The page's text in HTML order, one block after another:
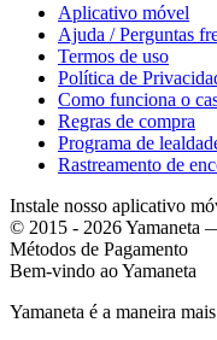
Aplicativo móvel
Ajuda / Perguntas
Termos de uso
Política de
Como funciona o
Regras de compra
Programa de
Rastreamento de
Instale nosso aplicativo
© 2015 - 2026 Yamaneta
Métodos de Pagamento
Bem-vindo aoYamaneta
Yamaneta é a maneira